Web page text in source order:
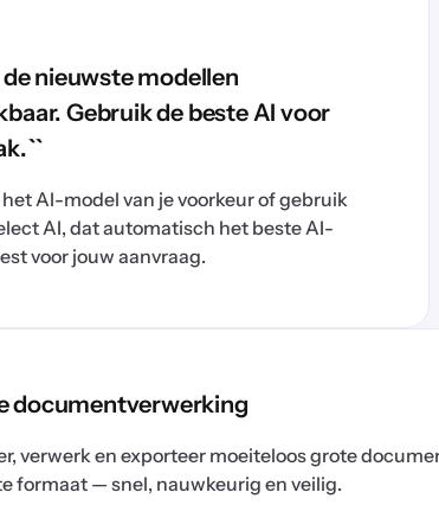
nieuwste modellen
Gebruik de beste AI voor
het AI-model van je voorkeur of gebruik
AI, dat automatisch het beste AI-
voor jouw aanvraag.
documentverwerking
verwerk en exporteer moeiteloos grote
formaat — snel, nauwkeurig en veilig.